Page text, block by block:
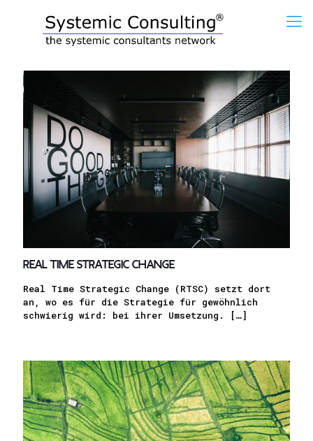
Real Time Strategic Change
Real Time Strategic Change (RTSC) setzt dort
an, wo es für die Strategie für gewöhnlich
schwierig wird: bei ihrer Umsetzung.
[…]